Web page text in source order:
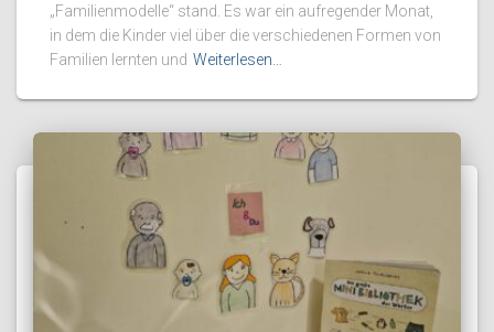
„Familienmodelle“ stand. Es war ein aufregender Monat,
in dem die Kinder viel über die verschiedenen Formen von
Familien lernten und Weiterlesen…